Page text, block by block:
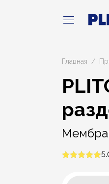
Главная